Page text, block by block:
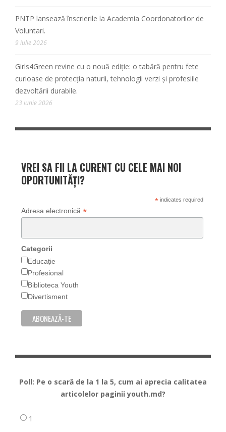
PNTP lansează înscrierile la Academia Coordonatorilor de
Voluntari.
9 iulie 2026
Girls4Green revine cu o nouă ediție: o tabără pentru fete
curioase de protecția naturii, tehnologii verzi și profesiile
dezvoltării durabile.
23 iunie 2026
VREI SA FII LA CURENT CU CELE MAI NOI
OPORTUNITĂȚI?
*indicates required
Adresa electronică *
Categorii
Educație
Profesional
Biblioteca Youth
Divertisment
Poll: Pe o scară de la 1 la 5, cum ai aprecia calitatea
articolelor paginii youth.md?
1